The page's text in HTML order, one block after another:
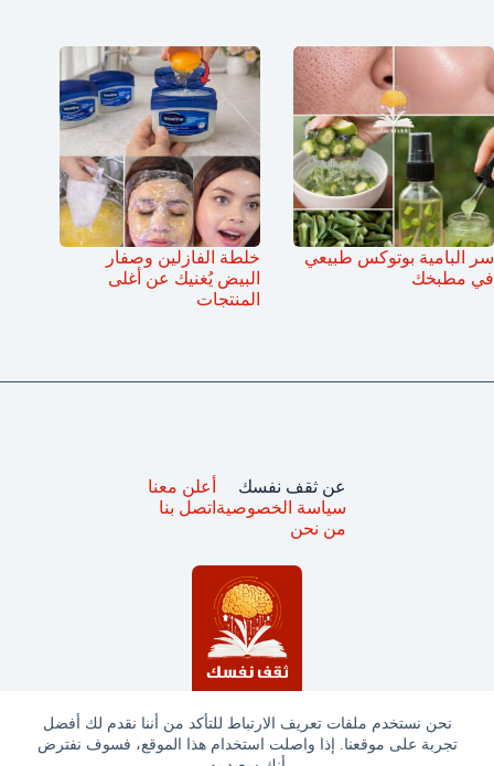
نحن نستخدم ملفات تعريف الارتباط للتأكد من أننا نقدم لك أفضل
تجربة على موقعنا. إذا واصلت استخدام هذا الموقع، فسوف نفترض
سر البامية بوتوكس طبيعي
في مطبخك
خلطة الفازلين وصفار
البيض يُغنيك عن أغلى
المنتجات
جميع الحقوق محفوظة © ثقف نفسك 2025
عن ثقف نفسك
سياسة الخصوصية
من نحن
أعلن معنا
اتصل بنا